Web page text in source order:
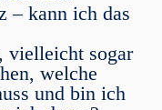
– kann ich das
vielleicht sogar
welche
und bin ich